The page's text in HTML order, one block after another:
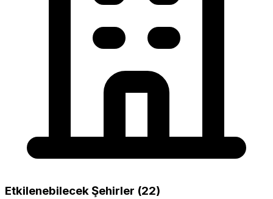
Etkilenebilecek Şehirler (22)